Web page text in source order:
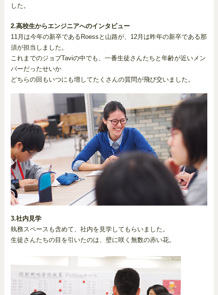
した。
2.高校生からエンジニアへのインタビュー
11月は今年の新卒であるRoessと山路が、12月は昨年の新卒である那
須が担当しました。
これまでのジョブTaviの中でも、一番生徒さんたちと年齢が近いメン
バーだったせいか
どちらの回もいつにも増してたくさんの質問が飛び交いました。
3.社内見学
執務スペースも含めて、社内を見学してもらいました。
生徒さんたちの目を引いたのは、壁に咲く無数の赤い花。